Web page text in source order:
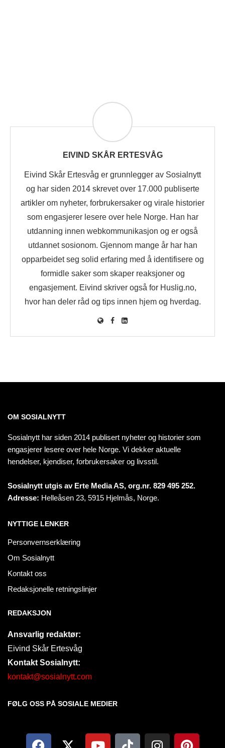
EIVIND SKÅR ERTESVÅG
Eivind Skår Ertesvåg er grunnlegger av Sosialnytt
og har siden 2014 skrevet over 17.000 publiserte
artikler om nyheter, forbrukersaker og virale historier
som engasjerer lesere over hele Norge. Han har
utdanning innen webkommunikasjon og er også
utdannet sosionom. Gjennom mange år har han
opparbeidet seg solid erfaring med å identifisere og
formidle saker som skaper reaksjoner og
engasjement. Eivind skriver også for Huslig.no,
hvor han deler råd og tips innen hjem og hverdag.
OM SOSIALNYTT
Sosialnytt har siden 2014 publisert nyheter og historier som
engasjerer lesere over hele Norge. Vi dekker aktuelle
hendelser, kjendiser, forbrukersaker og livsstil.
Sosialnytt utgis av Erte Media AS, org.nr. 829 495 252.
Adresse: Helleåsen 23, 5915 Hjelmås, Norge.
NYTTIGE LENKER
Personvernserklæring
Om Sosialnytt
Kontakt oss
Redaksjonelle retningslinjer
REDAKSJON
Ansvarlig redaktør:
Eivind Skår Ertesvåg
Kontakt Sosialnytt:
kontakt@sosialnytt.com
FØLG OSS PÅ SOSIALE MEDIER​